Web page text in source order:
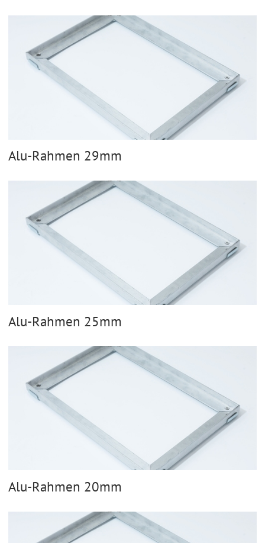
Alu-Rahmen 29mm
Alu-Rahmen 25mm
Alu-Rahmen 20mm